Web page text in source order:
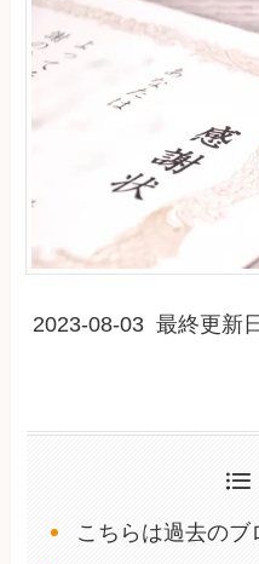
2023-08-03 最終更新
こちらは過去のブ